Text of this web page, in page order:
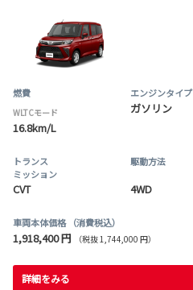
燃費
WLTCモード
16.8km/L
エンジンタイプ
ガソリン
トランス
ミッション
CVT
駆動方法
4WD
車両本体価格 （消費税込）
1,918,400 円 （税抜 1,744,000 円）
詳細をみる